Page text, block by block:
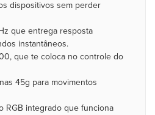
dispositivos sem perder
que entrega resposta
instantâneos.
que te coloca no controle do
45g para movimentos
RGB integrado que funciona